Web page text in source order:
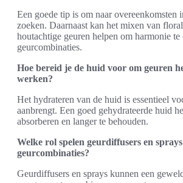
Een goede tip is om naar overeenkomsten
zoeken. Daarnaast kan het mixen van
houtachtige geuren helpen om harmonie te
geurcombinaties.
Hoe bereid je de huid voor om geuren
werken?
Het hydrateren van de huid is essentieel
aanbrengt. Een goed gehydrateerde huid
absorberen en langer te behouden.
Welke rol spelen geurdiffusers en
geurcombinaties?
Geurdiffusers en sprays kunnen een